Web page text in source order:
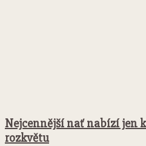
Nejcennější nať nabízí jen
rozkvětu